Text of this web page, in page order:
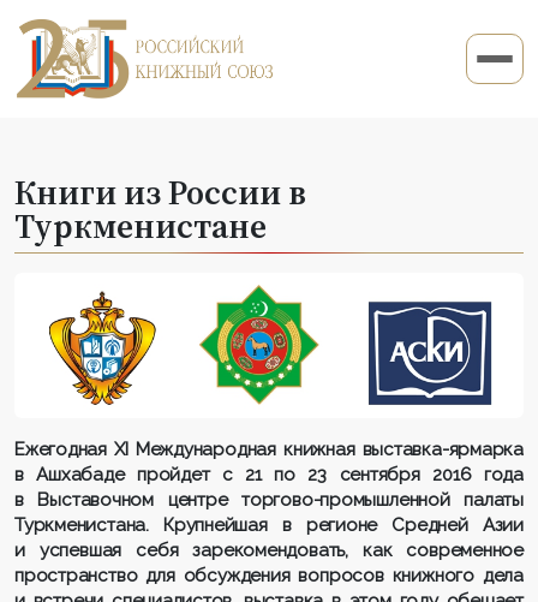
Книги из России в
Туркменистане
Ежегодная XI Международная книжная выставка-ярмарка
в Ашхабаде пройдет с 21 по 23 сентября 2016 года
в Выставочном центре торгово-промышленной палаты
Туркменистана. Крупнейшая в регионе Средней Азии
и успевшая себя зарекомендовать, как современное
пространство для обсуждения вопросов книжного дела